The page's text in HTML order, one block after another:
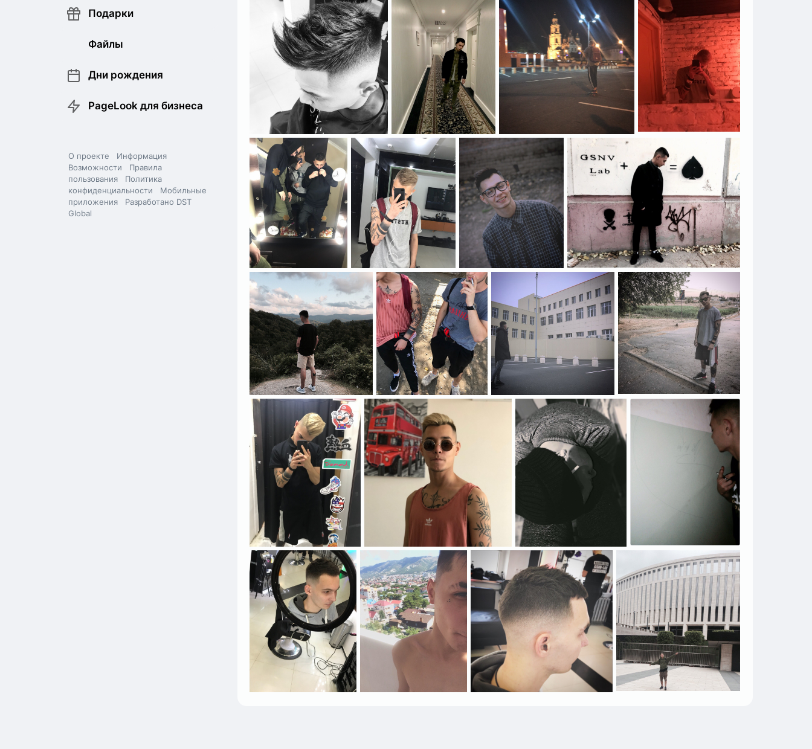
Подарки
Файлы
Дни рождения
PageLook для бизнеса
О проекте
Информация
Возможности
Правила
пользования
Политика
конфиденциальности
Мобильные
приложения
Разработано DST
Global